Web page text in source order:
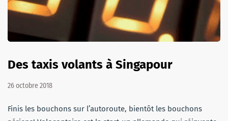
Des taxis volants à Singapour
26 octobre 2018
Finis les bouchons sur l’autoroute, bientôt les bouchons